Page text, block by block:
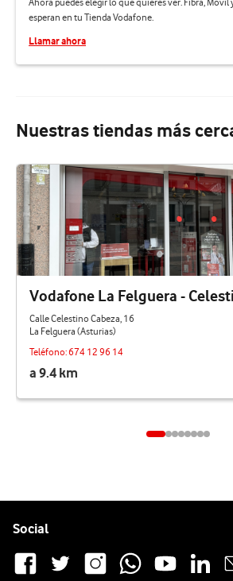
esperan en tu Tienda Vodafone.
Llamar ahora
Nuestras tiendas más
Vodafone La Felguera -
Calle Celestino Cabeza, 16
La Felguera (Asturias)
Teléfono:674 12 96 14
a 9.4 km
Social